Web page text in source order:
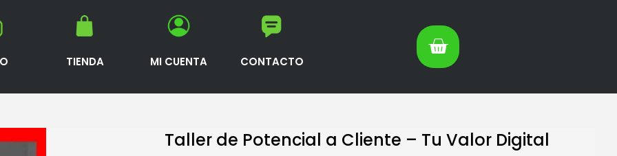
TIENDA MI CUENTA CONTACTO
Taller de Potencial a Cliente – Tu Valor Digital